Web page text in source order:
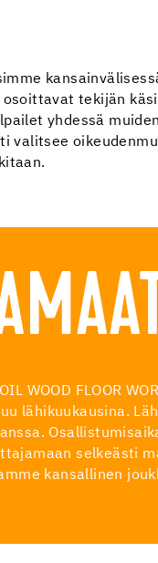
tekijän
yhdessä
valitsee
FLOOR
lähikuukausina.
selkeästi
kansallinen